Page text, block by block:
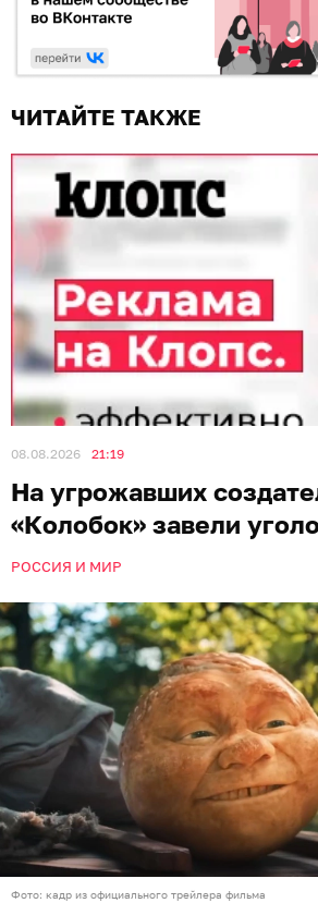
ЧИТАЙТЕ ТАКЖЕ
08.08.2026 21:19
На угрожавших
«Колобок» завели
РОССИЯ И МИР
Фото: кадр из официального трейлера фильма